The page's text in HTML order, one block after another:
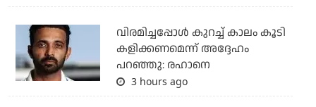
വിരമിച്ചപ്പോള്‍ കുറച്ച് കാലം കൂടി
കളിക്കണമെന്ന് അദ്ദേഹം
പറഞ്ഞു: രഹാനെ
3 hours ago